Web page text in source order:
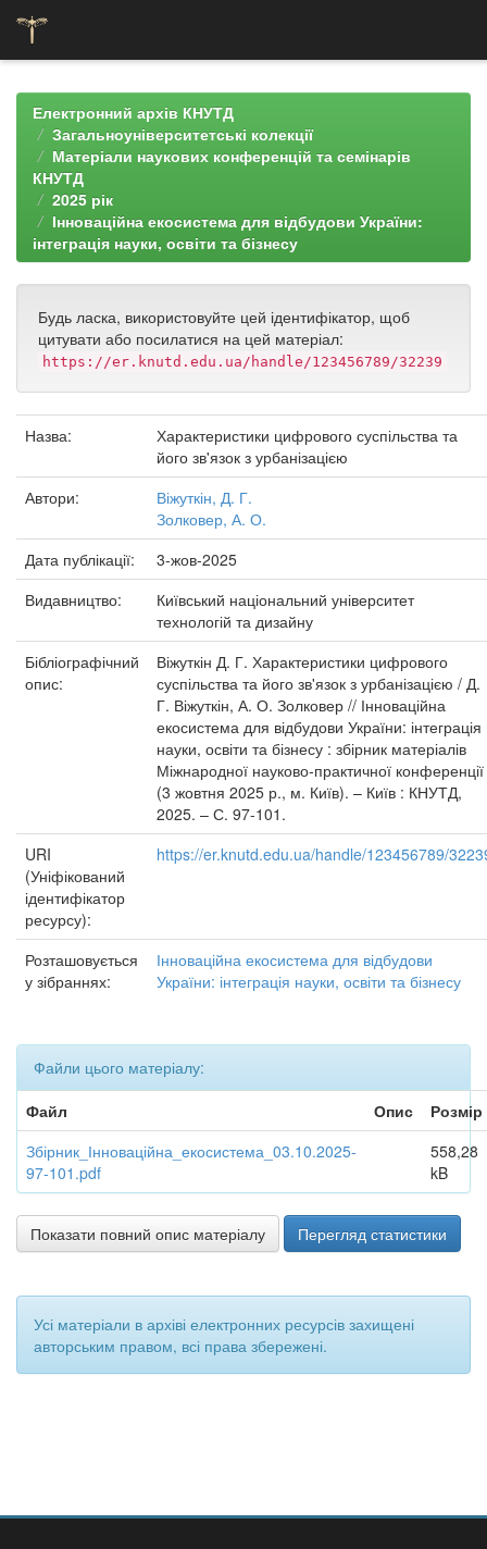
navigationЕлектронний архів КНУТД
Загальноуніверситетські колекції
Матеріали наукових конференцій та семінарів
КНУТД
2025 рік
Інноваційна екосистема для відбудови України:
інтеграція науки, освіти та бізнесу
Будь ласка, використовуйте цей ідентифікатор, щоб
цитувати або посилатися на цей матеріал:
https://er.knutd.edu.ua/handle/123456789/32239
Назва:
Характеристики цифрового суспільства та
його зв'язок з урбанізацією
Автори:
Віжуткін, Д. Г.
Золковер, А. О.
Дата публікації:
3-жов-2025
Видавництво:
Київський національний університет
технологій та дизайну
Бібліографічний
опис:
Віжуткін Д. Г. Характеристики цифрового
суспільства та його зв'язок з урбанізацією / Д.
Г. Віжуткін, А. О. Золковер // Інноваційна
екосистема для відбудови України: інтеграція
науки, освіти та бізнесу : збірник матеріалів
Міжнародної науково-практичної конференції
(3 жовтня 2025 р., м. Київ). – Київ : КНУТД,
2025. – С. 97-101.
URI
(Уніфікований
ідентифікатор
ресурсу):
https://er.knutd.edu.ua/handle/123456789/
Розташовується
у зібраннях:
Інноваційна екосистема для відбудови
України: інтеграція науки, освіти та бізнесу
Файли цього матеріалу:
Файл
Опис
Розмір
Збірник_Інноваційна_екосистема_03.10.2025-
97-101.pdf
558,28
kB
Показати повний опис матеріалу Перегляд статистики
Усі матеріали в архіві електронних ресурсів захищені
авторським правом, всі права збережені.